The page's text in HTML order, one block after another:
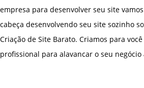
empresa para desenvolver seu site
cabeça desenvolvendo seu site sozinho
Criação de Site Barato. Criamos para
profissional para alavancar o seu